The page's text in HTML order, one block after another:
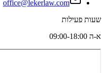
office@lekerlaw.com
שעות פעילות
א-ה 09:00-18:00